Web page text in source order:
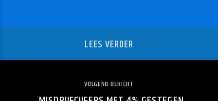
LEES VERDER
VOLGEND BERICHT